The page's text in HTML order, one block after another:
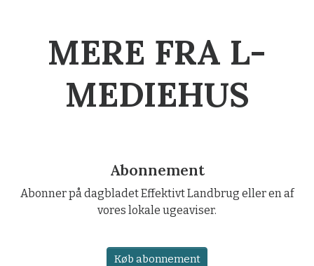
MERE FRA L-
MEDIEHUS
Abonnement
Abonner på dagbladet Effektivt Landbrug eller en af
vores lokale ugeaviser.
Køb abonnement